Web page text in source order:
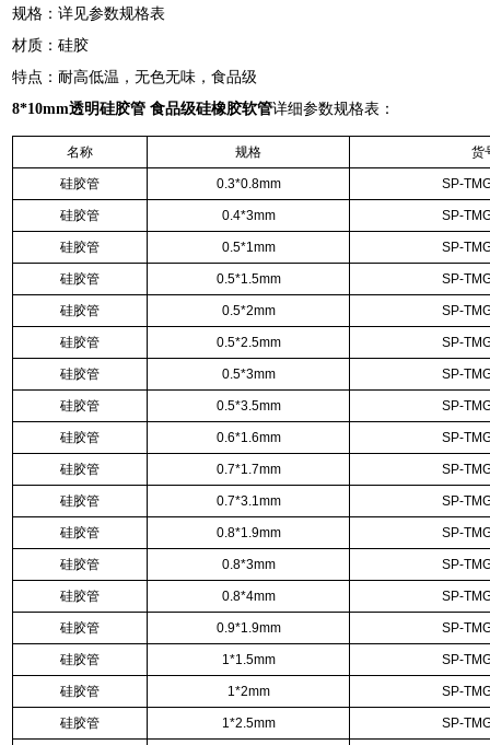
规格：详见参数规格表
材质：硅胶
特点：耐高低温，无色无味，食品级
8*10mm透明硅胶管 食品级硅橡胶软管详细参数规格表：
名称 规格 货
硅胶管 0.3*0.8mm SP-
硅胶管 0.4*3mm SP-
硅胶管 0.5*1mm SP-
硅胶管 0.5*1.5mm SP-
硅胶管 0.5*2mm SP-
硅胶管 0.5*2.5mm SP-
硅胶管 0.5*3mm SP-
硅胶管 0.5*3.5mm SP-
硅胶管 0.6*1.6mm SP-
硅胶管 0.7*1.7mm SP-
硅胶管 0.7*3.1mm SP-
硅胶管 0.8*1.9mm SP-
硅胶管 0.8*3mm SP-
硅胶管 0.8*4mm SP-
硅胶管 0.9*1.9mm SP-
硅胶管 1*1.5mm SP-
硅胶管 1*2mm SP-
硅胶管 1*2.5mm SP-